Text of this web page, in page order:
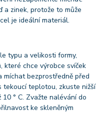
a zinek, protože to může
je ideální materiál.
typu a velikosti formy,
které chce výrobce svíček
bezprostředně před
tekoucí teplotou, zkuste nižší
° C. Zvažte nalévání do
ke skleněným